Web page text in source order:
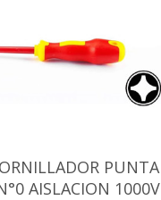
PUNTA
AISLACION 1000V